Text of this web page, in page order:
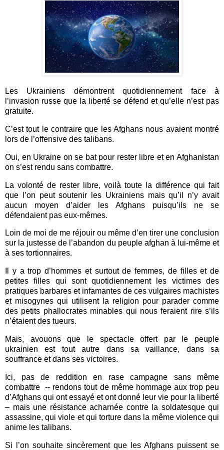
Les Ukrainiens démontrent quotidiennement face à
l’invasion russe que la liberté se défend et qu’elle n’est pas
gratuite.
C’est tout le contraire que les Afghans nous avaient montré
lors de l’offensive des talibans.
Oui, en Ukraine on se bat pour rester libre et en Afghanistan
on s’est rendu sans combattre.
La volonté de rester libre, voilà toute la différence qui fait
que l’on peut soutenir les Ukrainiens mais qu’il n’y avait
aucun moyen d’aider les Afghans puisqu’ils ne se
défendaient pas eux-mêmes.
Loin de moi de me réjouir ou même d’en tirer une conclusion
sur la justesse de l’abandon du peuple afghan à lui-même et
à ses tortionnaires.
Il y a trop d’hommes et surtout de femmes, de filles et de
petites filles qui sont quotidiennement les victimes des
pratiques barbares et infamantes de ces vulgaires machistes
et misogynes qui utilisent la religion pour parader comme
des petits phallocrates minables qui nous feraient rire s’ils
n’étaient des tueurs.
Mais, avouons que le spectacle offert par le peuple
ukrainien est tout autre dans sa vaillance, dans sa
souffrance et dans ses victoires.
Ici, pas de reddition en rase campagne sans même
combattre
-- rendons tout de même hommage aux trop peu
d’Afghans qui ont essayé et ont donné leur vie pour la liberté
– mais une résistance acharnée contre la soldatesque qui
assassine, qui viole et qui torture dans la même violence qui
anime les talibans.
Si l’on souhaite sincèrement que les Afghans puissent se